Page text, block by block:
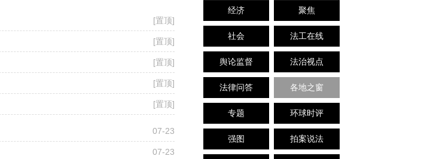
[置顶]
[置顶]
[置顶]
[置顶]
[置顶]
07-23
07-23
经济 聚焦
社会 法工在线
舆论监督 法治视点
法律问答 各地之窗
专题 环球时评
强图 拍案说法